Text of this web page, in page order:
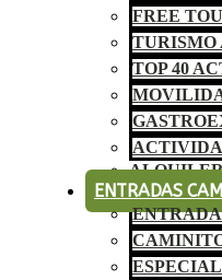
FREE
TURISMO
TOP 40
ENTRADAS